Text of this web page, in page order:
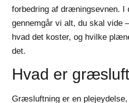
forbedring af dræningsevnen. I
gennemgår vi alt, du skal vide
hvad det koster, og hvilke
det.
Hvad er
Græsluftning er en